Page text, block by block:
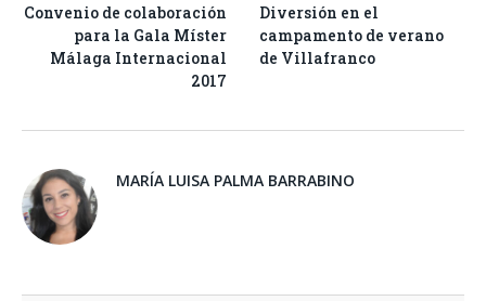
Convenio de colaboración
para la Gala Míster
Málaga Internacional
2017
Diversión en el
campamento de verano
de Villafranco
MARÍA LUISA PALMA BARRABINO